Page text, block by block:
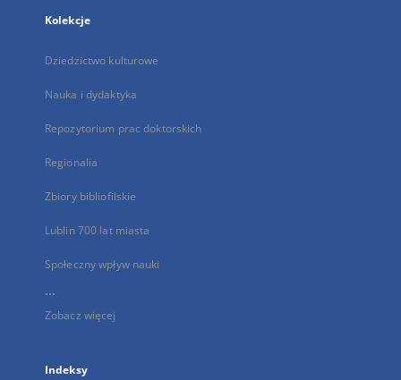
Kolekcje
Dziedzictwo kulturowe
Nauka i dydaktyka
Repozytorium prac doktorskich
Regionalia
Zbiory bibliofilskie
Lublin 700 lat miasta
Społeczny wpływ nauki
...
Zobacz więcej
Indeksy